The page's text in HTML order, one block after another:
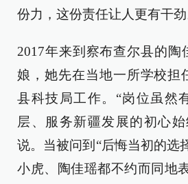
份力，这份责任让人更有干劲
2017年来到察布查尔县的陶
娘，她先在当地一所学校担
县科技局工作。“岗位虽然
层、服务新疆发展的初心
说。当被问到“后悔当初的选
小虎、陶佳瑶都不约而同地